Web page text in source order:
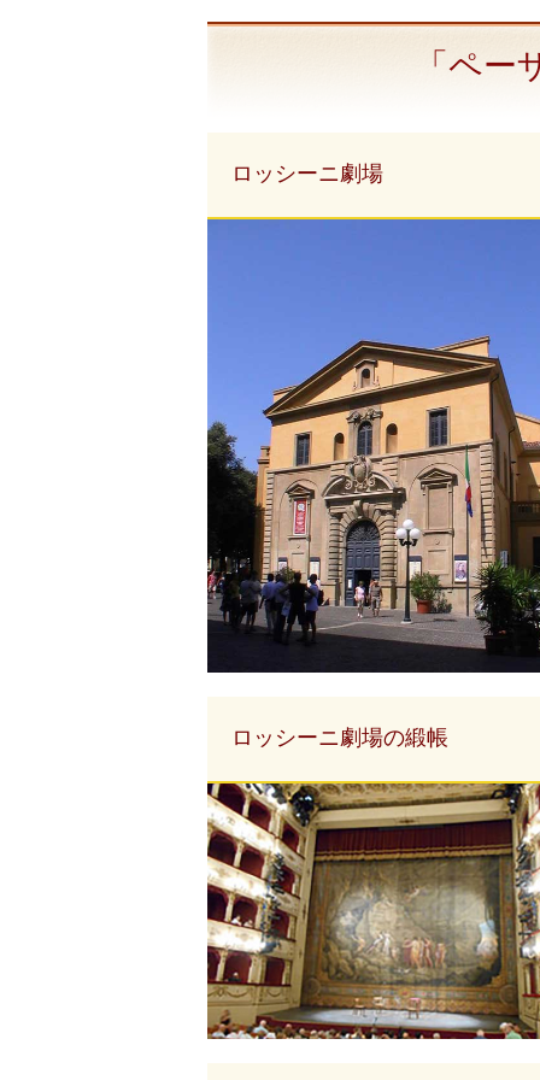
「ペ
ロッシーニ劇場
ロッシーニ劇場の緞帳